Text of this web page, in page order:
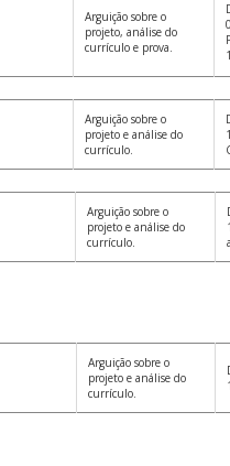
Arguição sobre o
projeto, análise do
currículo e prova.
Arguição sobre o
projeto e análise do
currículo.
Arguição sobre o
projeto e análise do
currículo.
Arguição sobre o
projeto e análise do
currículo.